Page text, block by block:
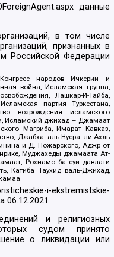
данные
в том числе
признанных в
Российской Федерации
народов Ичкерии и
война, Исламская группа,
Лашкар-И-Тайба,
партия Туркестана,
возрождения исламского
Исламский джихад – Джамаат
Магриба, Имарат Кавказ,
Джабха аль-Нусра ли-Ахль
и Д. Пожарского, Аджр от
Муджахеды джамаата Ат-
Рохнамо ба суи давлати
Катиба Таухид валь-Джихад,
i-ekstremistskie-
06.12.2021
и религиозных
судом принято
о ликвидации или